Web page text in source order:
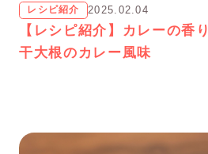
レシピ紹介 2025.02.04
【レシピ紹介】カレーの香
干大根のカレー風味